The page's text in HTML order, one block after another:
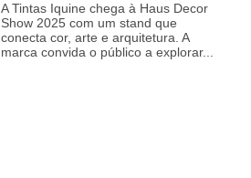
A Tintas Iquine chega à Haus Decor
Show 2025 com um stand que
conecta cor, arte e arquitetura. A
marca convida o público a explorar